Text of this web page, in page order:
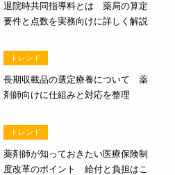
退院時共同指導料とは 薬局の算定
要件と点数を実務向けに詳しく解説
トレンド
長期収載品の選定療養について 薬
剤師向けに仕組みと対応を整理
トレンド
薬剤師が知っておきたい医療保険制
度改革のポイント 給付と負担はこ